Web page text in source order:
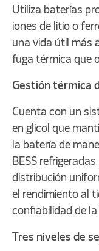
Utiliza baterías
iones de litio o
una vida útil más
fuga térmica que
Gestión térmica
Cuenta con un
en glicol que
la batería de
BESS
distribución
el rendimiento al
confiabilidad de
Tres niveles de